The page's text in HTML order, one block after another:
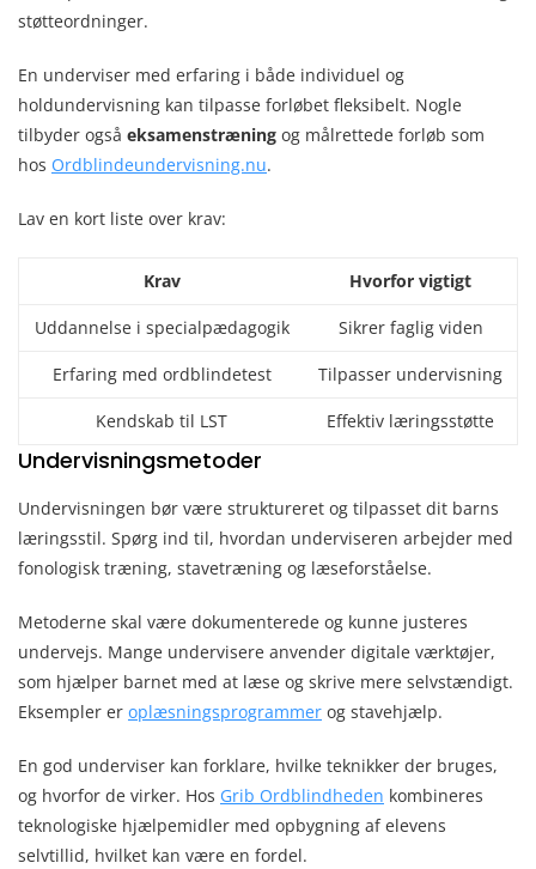
støtteordninger.
En underviser med erfaring i både individuel og
holdundervisning kan tilpasse forløbet fleksibelt. Nogle
tilbyder også eksamenstræning og målrettede forløb som
hos Ordblindeundervisning.nu.
Lav en kort liste over krav:
Krav Hvorfor vigtigt
Uddannelse i specialpædagogik Sikrer faglig viden
Erfaring med ordblindetest Tilpasser undervisning
Kendskab til LST Effektiv læringsstøtte
Undervisningsmetoder
Undervisningen bør være struktureret og tilpasset dit barns
læringsstil. Spørg ind til, hvordan underviseren arbejder med
fonologisk træning, stavetræning og læseforståelse.
Metoderne skal være dokumenterede og kunne justeres
undervejs. Mange undervisere anvender digitale værktøjer,
som hjælper barnet med at læse og skrive mere selvstændigt.
Eksempler er oplæsningsprogrammer og stavehjælp.
En god underviser kan forklare, hvilke teknikker der bruges,
og hvorfor de virker. Hos Grib Ordblindheden kombineres
teknologiske hjælpemidler med opbygning af elevens
selvtillid, hvilket kan være en fordel.